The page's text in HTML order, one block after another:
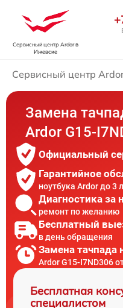
Сервисный центр Ardorв
Ижевске
Сервисный центр
Замена
Ardor G15-
Официальный
Гарантийное
ноутбука Ardor до 3
Диагностика за
ремонт по желанию
Бесплатный
в день обращения
Замена тачпада
Ardor G15-I7ND306
Бесплатная
специалистом